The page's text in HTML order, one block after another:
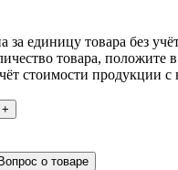
за единицу товара без
товара, положите
стоимости продукции с
+
Вопрос о товаре